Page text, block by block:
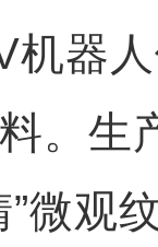
机器
。生
微观